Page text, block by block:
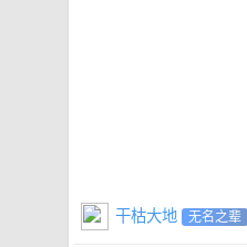
干枯大地 无名之辈